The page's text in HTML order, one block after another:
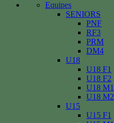
Equipes
SENIORS
PNF
RF3
PRM
DM4
U18
U18 F1
U18 F2
U18 M1
U18 M2
U15
U15 F1